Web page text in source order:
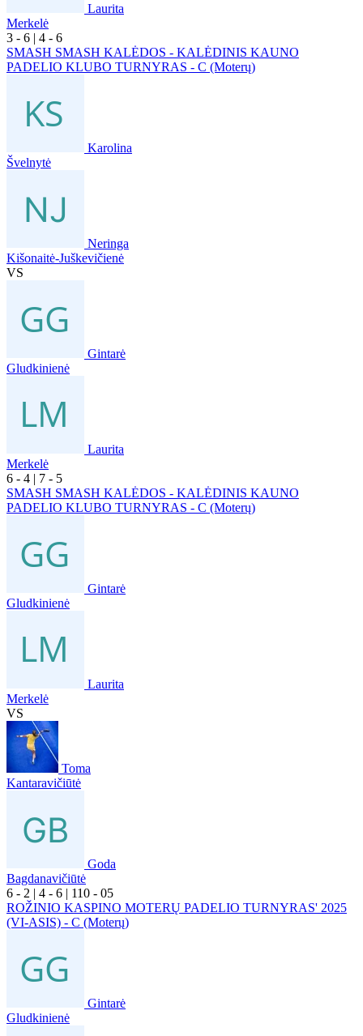
Laurita
Merkelė
3 - 6 | 4 - 6
SMASH SMASH KALĖDOS - KALĖDINIS KAUNO
PADELIO KLUBO TURNYRAS - C (Moterų)
Karolina
Švelnytė
Neringa
Kišonaitė-Juškevičienė
VS
Gintarė
Gludkinienė
Laurita
Merkelė
6 - 4 | 7 - 5
SMASH SMASH KALĖDOS - KALĖDINIS KAUNO
PADELIO KLUBO TURNYRAS - C (Moterų)
Gintarė
Gludkinienė
Laurita
Merkelė
VS
Toma
Kantaravičiūtė
Goda
Bagdanavičiūtė
6 - 2 | 4 - 6 | 110 - 05
ROŽINIO KASPINO MOTERŲ PADELIO TURNYRAS' 2025
(VI-ASIS) - C (Moterų)
Gintarė
Gludkinienė